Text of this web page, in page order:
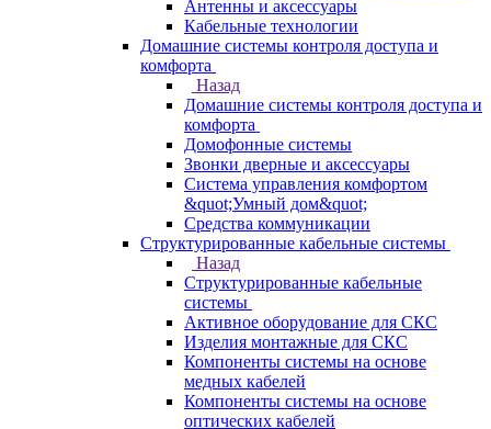
Антенны и аксессуары
Кабельные технологии
Домашние системы контроля доступа и
комфорта
Назад
Домашние системы контроля доступа и
комфорта
Домофонные системы
Звонки дверные и аксессуары
Система управления комфортом
&quot;Умный дом&quot;
Средства коммуникации
Структурированные кабельные системы
Назад
Структурированные кабельные
системы
Активное оборудование для СКС
Изделия монтажные для СКС
Компоненты системы на основе
медных кабелей
Компоненты системы на основе
оптических кабелей